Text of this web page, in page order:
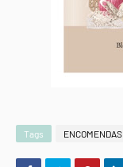
Tags ENCOMENDAS